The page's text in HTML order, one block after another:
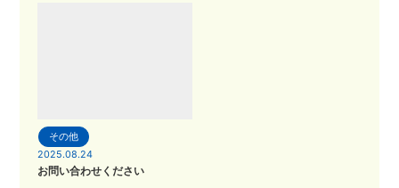
その他
2025.08.24
お問い合わせください